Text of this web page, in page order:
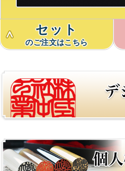
セット
のご注文はこちら